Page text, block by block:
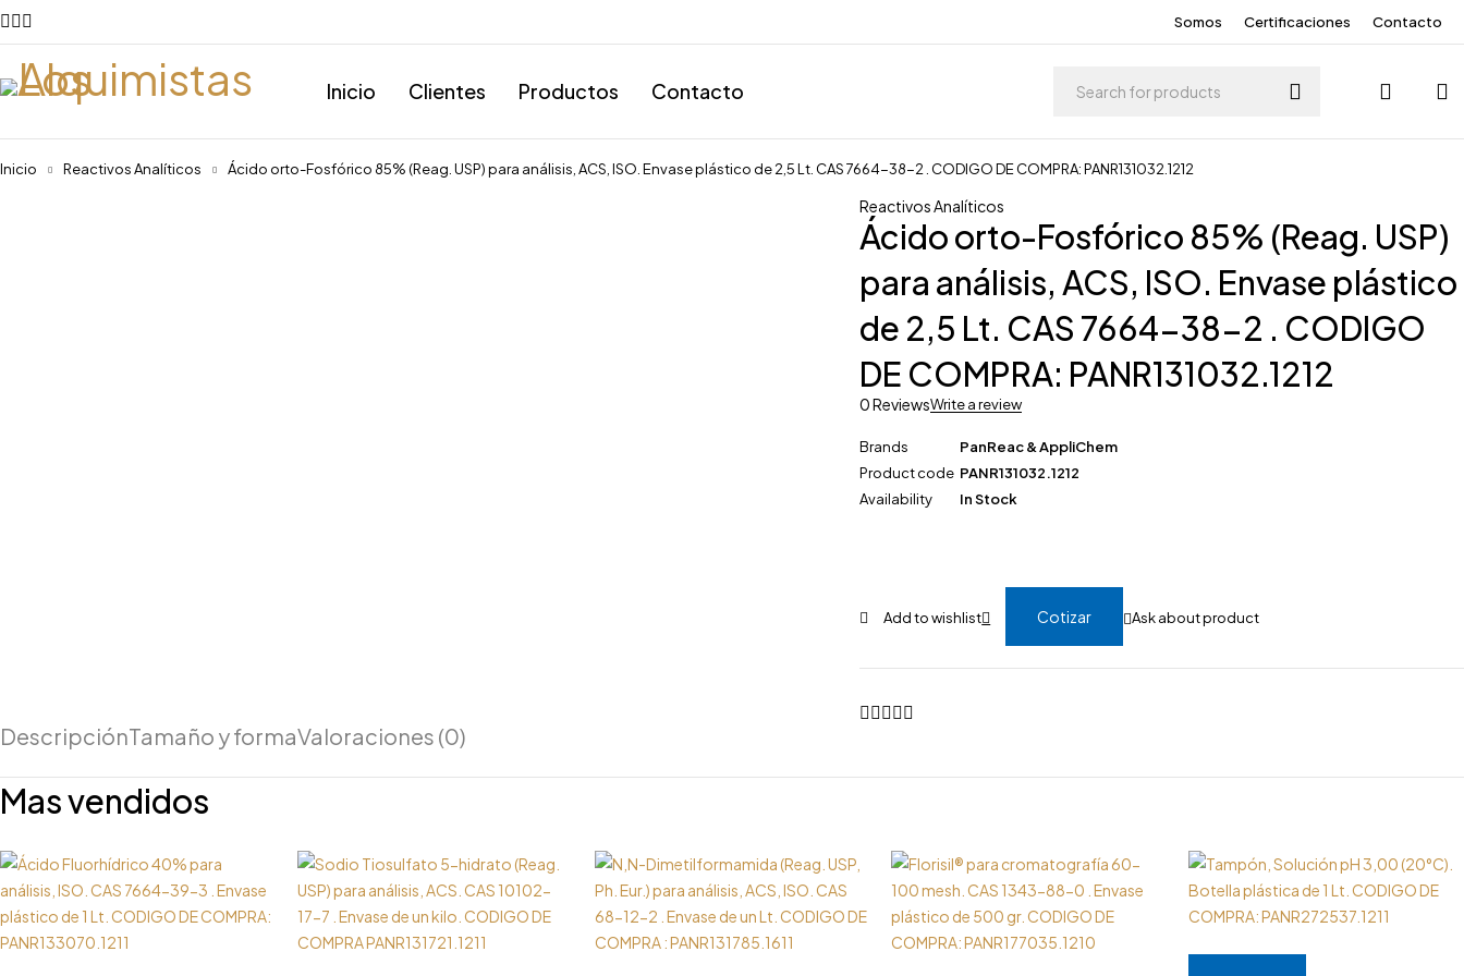
Somos Certificaciones Contacto
Inicio Clientes Productos Contacto
Inicio Reactivos Analíticos Ácido orto-Fosfórico 85% (Reag. USP) para análisis, ACS, ISO. Envase plástico de 2,5 Lt. CAS 7664-38-2 . CODIGO DE COMPRA: PANR131032.1212
Reactivos Analíticos
Ácido orto-Fosfórico 85% (Reag. USP)
para análisis, ACS, ISO. Envase plástico
de 2,5 Lt. CAS 7664-38-2 . CODIGO
DE COMPRA: PANR131032.1212
0 ReviewsWrite a review
Brands
PanReac & AppliChem
Product code PANR131032.1212
Availability
In Stock
Cotizar Ask about product
DescripciónTamaño y formaValoraciones (0)
Mas vendidos